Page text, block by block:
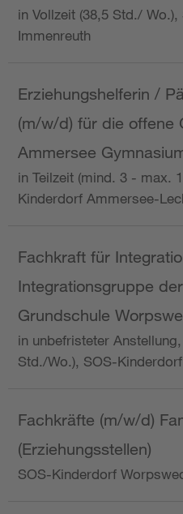
in Vollzeit (38,5 Std./
Immenreuth
Erziehungshelferin /
(m/w/d) für die offene
Ammersee
in Teilzeit (mind. 3 - max.
Kinderdorf Ammersee-
Fachkraft für
Integrationsgruppe
Grundschule
in unbefristeter
Std./Wo.), SOS-
Fachkräfte (m/w/d)
(Erziehungsstellen)
SOS-Kinderdorf